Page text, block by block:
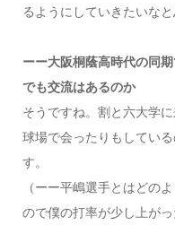
るようにしていきたいなと
ーー大阪桐蔭高時代の同
でも交流はあるのか
そうですね。割と六大学
球場で会ったりもしてい
す。
（ーー平嶋選手とはどの
ので僕の打率が少し上が